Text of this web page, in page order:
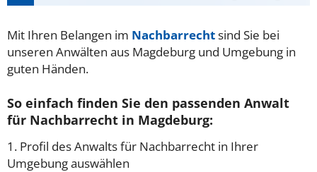
Mit Ihren Belangen im Nachbarrechtsind Sie bei
unseren Anwälten aus Magdeburg und Umgebung in
guten Händen.
So einfach finden Sie den passenden Anwalt
für Nachbarrecht in Magdeburg:
1. Profil des Anwalts für Nachbarrecht in Ihrer
Umgebung auswählen